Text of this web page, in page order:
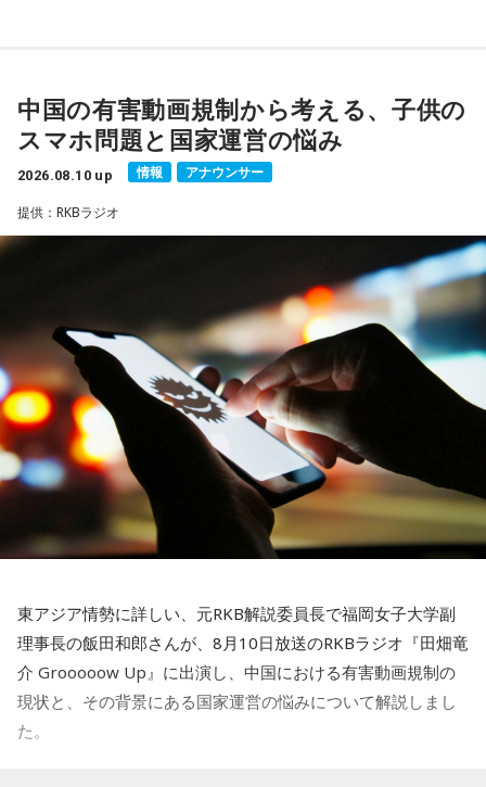
若井：おいおいおいおい！
藤澤：大切な日にしてくれたんだね！
若井：彼女と参戦して、次の日が彼女の誕生日で！ そして、
誕生日プレゼントとして……。
若井：彼女と参戦したんだね！ で、次の日が彼女の誕生日
で、もう1つのプレゼントとして婚約指輪を渡してプロポーズ
したんだ！
大森：もう、そう書いてまとめてくれてるのよ（笑）。
たんだ！
大森：そうですよ！
オビバリー昼ズ』の木曜日でナイツと共演している清水ミチ
コも出演する。そして最終日となる27日（木）のゲストはシ
ークレット。誰がゲストに来るか当日までお楽しみに。
そして、生放送で聴いていると、番組6年にちなんで現金6万
円があたる特別企画も実施予定。連日、豪華ゲストが登場す
る8月24日(月)からの『ナイツ ザ・ラジオショー』の特別企画
「番組丸6年！ゲスト6人夏物語～現金6万円もあたる！～」
をお聴き逃しなく。
ニッポン放送「ナイツ ザ・ラジオショー」 『番組丸6年！
ゲスト6人夏物語～現金6万円もあたる！～』
■放送日時：8月24日（月）～8月27日（木） 13時～15時
■出演者：
8月24日（月）ナイツ、平野ノラ ＜ゲスト＞中山秀征、鈴
木保奈美
8月25日（火）ナイツ、山﨑ケイ（相席スタート） ＜ゲス
ト＞野呂佳代
中国の有害動画規制から考える、子供の
スマホ問題と国家運営の悩み
2026.08.10 up 情報 アナウンサー
提供：RKBラジオ
東アジア情勢に詳しい、元RKB解説委員長で福岡女子大学副
理事長の飯田和郎さんが、8月10日放送のRKBラジオ『田畑竜
介 Grooooow Up』に出演し、中国における有害動画規制の
現状と、その背景にある国家運営の悩みについて解説しまし
た。